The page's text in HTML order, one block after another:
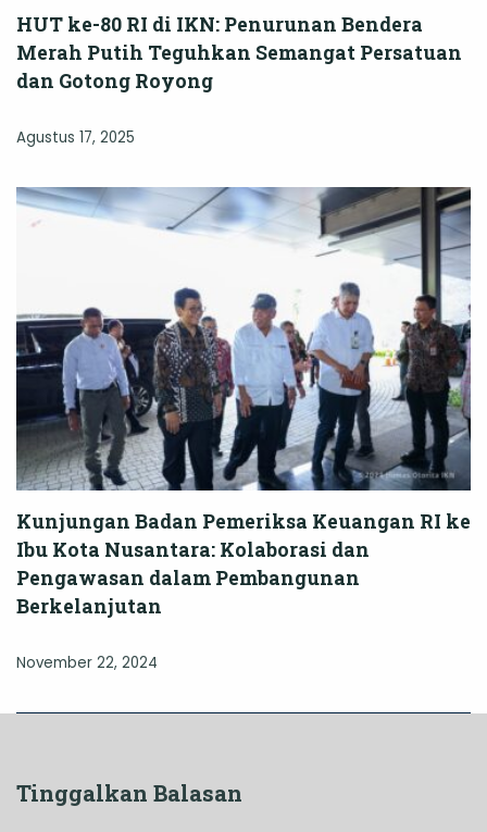
HUT ke-80 RI di IKN: Penurunan Bendera
Merah Putih Teguhkan Semangat Persatuan
dan Gotong Royong
Agustus 17, 2025
Kunjungan Badan Pemeriksa Keuangan RI ke
Ibu Kota Nusantara: Kolaborasi dan
Pengawasan dalam Pembangunan
Berkelanjutan
November 22, 2024
Tinggalkan Balasan